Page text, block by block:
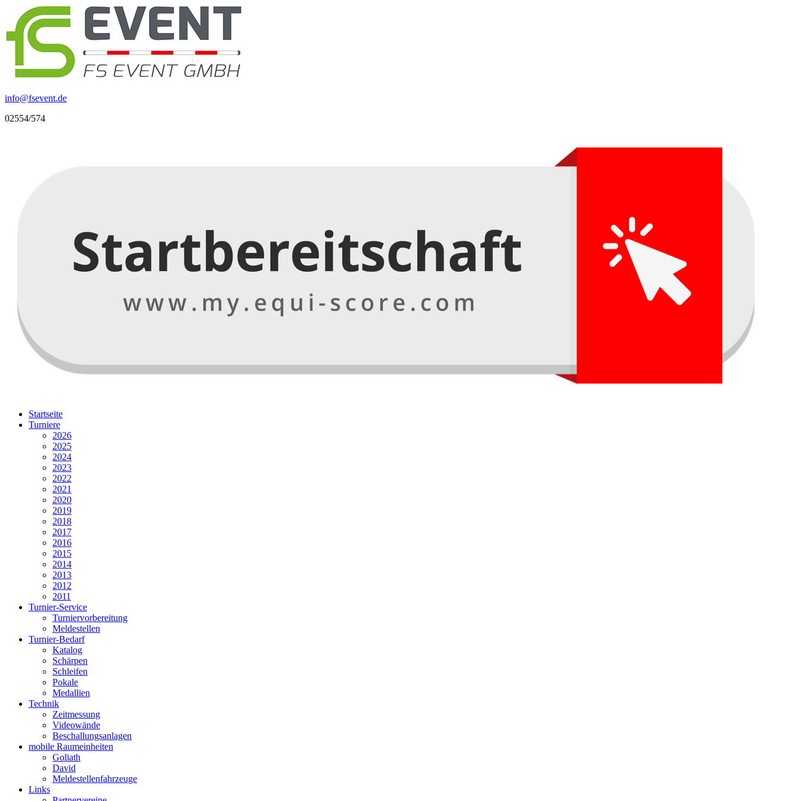
info@fsevent.de
02554/574
Startseite
Turniere
2026
2025
2024
2023
2022
2021
2020
2019
2018
2017
2016
2015
2014
2013
2012
2011
Turnier-Service
Turniervorbereitung
Meldestellen
Turnier-Bedarf
Katalog
Schärpen
Schleifen
Pokale
Medallien
Technik
Zeitmessung
Videowände
Beschallungsanlagen
mobile Raumeinheiten
Goliath
David
Meldestellenfahrzeuge
Links